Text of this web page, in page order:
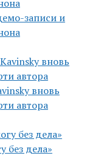
записи и
вновь
автора
без дела»